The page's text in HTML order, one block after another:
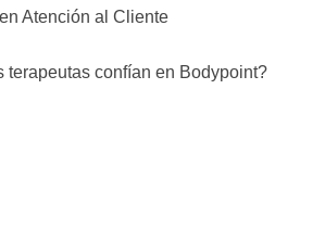
Atención al Cliente
terapeutas confían en Bodypoint?